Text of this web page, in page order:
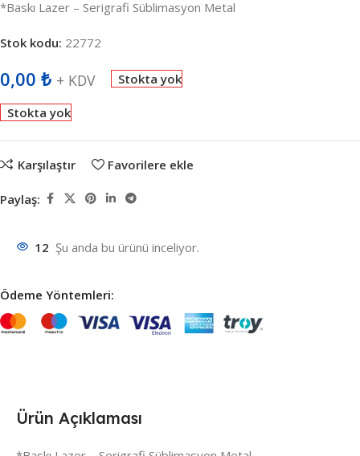
*Baskı Lazer – Serigrafi Süblimasyon Metal
Stok kodu: 22772
0,00 ₺ + KDV Stokta yok
Stokta yok
Karşılaştır Favorilere ekle
Paylaş:
12 Şu anda bu ürünü inceliyor.
Ödeme Yöntemleri:
Ürün Açıklaması